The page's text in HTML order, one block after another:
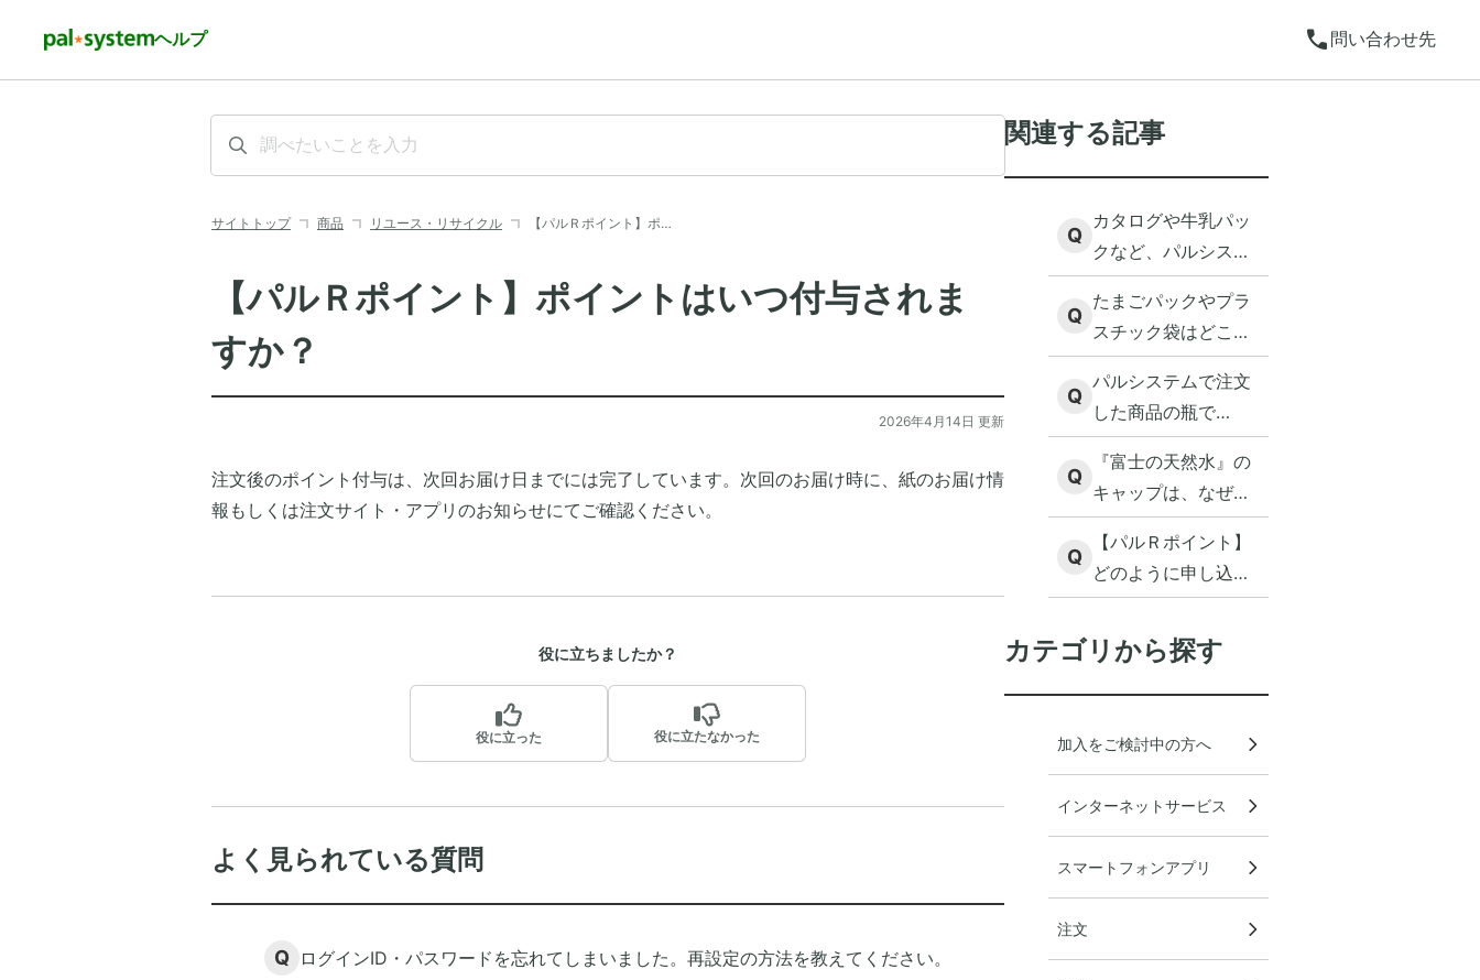
ヘルプ call 問い合わせ先
サイトトップ 商品 リユース・リサイクル 【パルＲポイント】ポ…
【パルＲポイント】ポイントはいつ付与されま
すか？
2026年4月14日 更新
注文後のポイント付与は、次回お届け日までには完了しています。次回のお届け時に、紙のお届け情
報もしくは注文サイト・アプリのお知らせにてご確認ください。
役に立ちましたか？
役に立った 役に立たなかった
よく見られている質問
Q ログインID・パスワードを忘れてしまいました。再設定の方法を教えてください。
関連する記事
Q
カタログや牛乳パッ
クなど、パルシステ
ムが回収しているも
のを教えてくださ
い。
Q
たまごパックやプラ
スチック袋はどこで
リサイクルされてい
ますか？
Q
パルシステムで注文
した商品の瓶で
も、”Rマーク”がつい
ていないと回収して
いないのはなぜです
か。
Q
『富士の天然水』の
キャップは、なぜ回
収されないのです
か。
Q
【パルＲポイント】
どのように申し込み
をすれば、リユー
ス・リサイクル品返
却の際にポイントが
もらえますか？
カテゴリから探す
加入をご検討中の方へ
インターネットサービス
スマートフォンアプリ
注文